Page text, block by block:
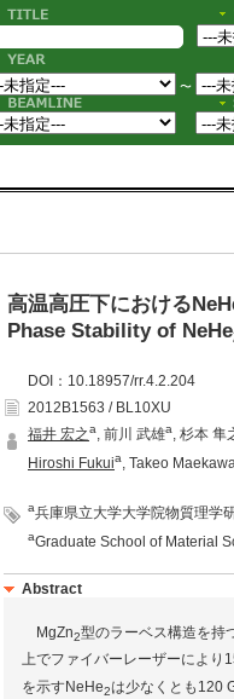
〜
高温高圧下における
Phase Stability of NeHe
DOI：10.18957/rr.4.2.204
2012B1563 / BL10XU
福井 宏之a , 前川 武雄a , 杉本 隼
Hiroshi Fukuia , Takeo Maekawa
a兵庫県立大学大学院物質理学
aGraduate School of Material
Abstract
MgZn2型のラーベス構造を持
上でファイバーレーザーにより
を示すNeHe2は少なくとも120